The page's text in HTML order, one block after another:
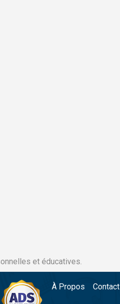
et éducatives.
À Propos Contact